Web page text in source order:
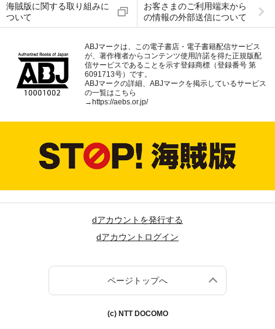
海賊版に関する取り組みに
ついて
お客さまのご利用端末から
の情報の外部送信について
ABJマークは、この電子書店・電子書籍配信サービス
が、著作権者からコンテンツ使用許諾を得た正規版配
信サービスであることを示す登録商標（登録番号 第
6091713号）です。
ABJマークの詳細、ABJマークを掲示しているサービス
の一覧はこちら
→https://aebs.or.jp/
dアカウントを発行する
dアカウントログイン
ページトップへ
(c) NTT DOCOMO